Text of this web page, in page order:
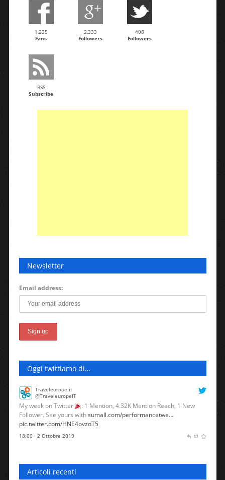
1,235
Fans
2,333
Followers
408
Followers
RSS
Subscribe
Newsletter
Email address:
Oggi twittiamo di…
Traveleurope.it
@TraveleuropeIT
My week on Twitter
: 1 Mention, 4.32K Mention Reach, 1 New
Follower. See yours withsumall.com/performancetwe…
pic.twitter.com/HNE4ovzoT5
18:00 · 2 Ottobre 2019
Articoli recenti